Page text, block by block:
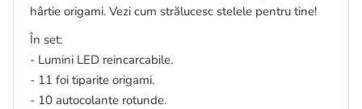
hârtie origami. Vezi cum strălucesc stelele pentru tine!
În set:
- Lumini LED reincarcabile.
- 11 foi tiparite origami.
- 10 autocolante rotunde.